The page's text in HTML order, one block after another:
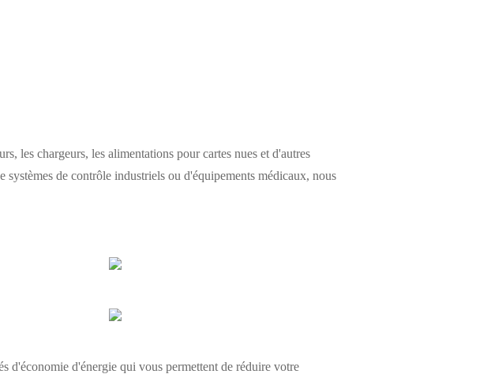
les chargeurs, les alimentations pour cartes nues et d'autres
de contrôle industriels ou d'équipements médicaux, nous
d'économie d'énergie qui vous permettent de réduire votre